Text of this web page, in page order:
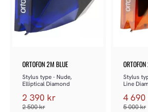
ORTOFON 2M BLUE
Stylus type - Nude,
Elliptical Diamond
2 390 kr
2 500kr
Stylus
Line
4 690
5 000kr